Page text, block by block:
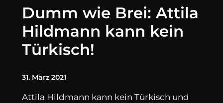
Dumm wie Brei: Attila
Hildmann kann kein
Türkisch!
31. März 2021
Attila Hildmann kann kein Türkisch und